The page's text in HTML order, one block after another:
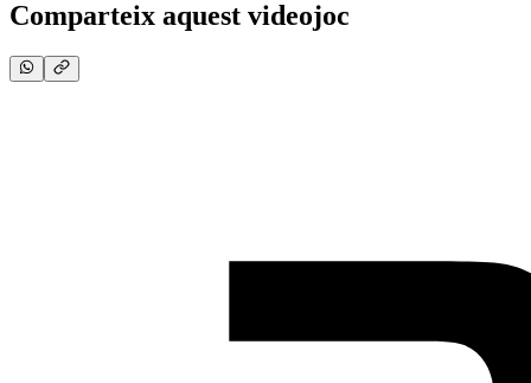
Comparteix aquest videojoc